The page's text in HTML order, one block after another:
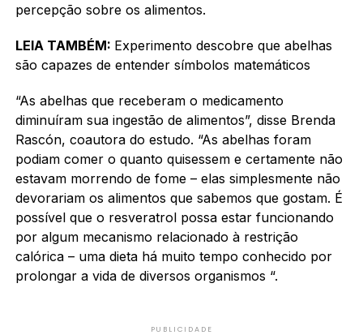
percepção sobre os alimentos.
LEIA TAMBÉM: Experimento descobre que abelhas
são capazes de entender símbolos matemáticos
“As abelhas que receberam o medicamento
diminuíram sua ingestão de alimentos”, disse Brenda
Rascón, coautora do estudo. “As abelhas foram
podiam comer o quanto quisessem e certamente não
estavam morrendo de fome – elas simplesmente não
devorariam os alimentos que sabemos que gostam. É
possível que o resveratrol possa estar funcionando
por algum mecanismo relacionado à restrição
calórica – uma dieta há muito tempo conhecido por
prolongar a vida de diversos organismos “.
PUBLICIDADE